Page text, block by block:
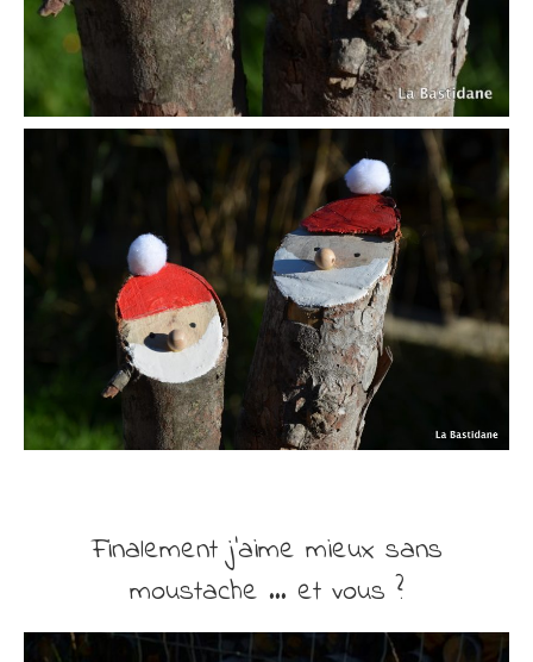
Finalement j’aime mieux sans
moustache … et vous ?